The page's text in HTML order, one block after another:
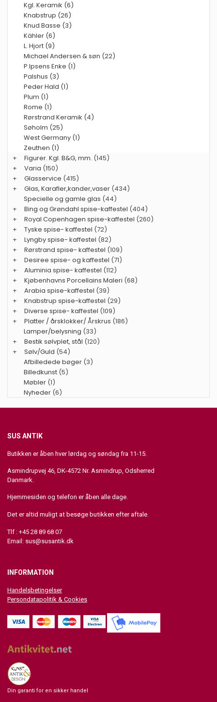
Kgl. Keramik (6)
Knabstrup (26)
Knud Basse (3)
Kähler (6)
L. Hjort (9)
Michael Andersen & søn (22)
P.Ipsens Enke (1)
Palshus (3)
Peder Hald (1)
Plum (1)
Rome (1)
Rørstrand Keramik (4)
Søholm (25)
West Germany (1)
Zeuthen (1)
+
Figurer. Kgl. B&G, mm. (145)
+
Varia (150)
+
Glasservice (415)
+
Glas, Karafler,kander,vaser (434)
Specielle og gamle glas (44)
+
Bing og Grøndahl spise-kaffestel (404)
+
Royal Copenhagen spise-kaffestel (260)
+
Tyske spise- kaffestel (72)
+
Lyngby spise- kaffestel (82)
+
Rørstrand spise- kaffestel (109)
+
Desiree spise- og kaffestel (71)
+
Aluminia spise- kaffestel (112)
+
Kjøbenhavns Porcellains Maleri (68)
+
Arabia spise-kaffestel (39)
+
Knabstrup spise-kaffestel (29)
+
Diverse spise- kaffestel (109)
+
Platter / årsklokker/ Årskrus (186)
Lamper/belysning (33)
+
Bestik sølvplet, stål (120)
+
Sølv/Guld (54)
Afbilledede bøger (3)
Billedkunst (5)
Møbler (1)
Nyheder (6)
SUS ANTIK
Butikken er åben hver lørdag og søndag fra 11-15.
Asmindrupvej 46, DK-4572 Nr. Asmindrup, Odsherred
Danmark.
Hjemmesiden og telefon er åben alle dage.
Det er altid muligt at besøge butikken efter aftale.
Tlf : +45 28 89 68 07
Email: sus@susantik.dk
INFORMATION
Handelsbetingelser
Persondatapolitik & Cookies
Din garanti for en sikker handel